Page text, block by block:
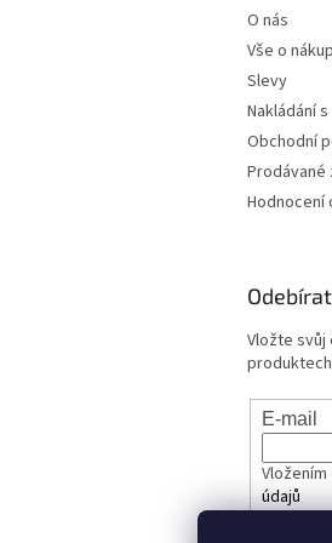
O nás
Vše o
Slevy
Nakládání
Obchodní
Prodávané
Hodnocení
Vložte svůj
E-mail
údajů